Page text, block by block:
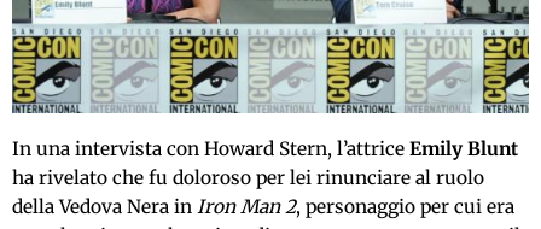
In una intervista con Howard Stern, l’attrice Emily Blunt
ha rivelato che fu doloroso per lei rinunciare al ruolo
della Vedova Nera in Iron Man 2, personaggio per cui era